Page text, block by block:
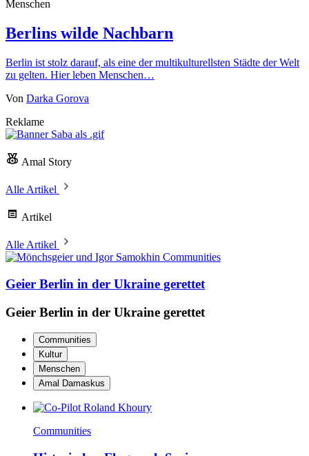
Menschen
Berlins wilde Nachbarn
Berlin ist stolz darauf, als eine der multikulturellsten Städte der Welt
zu gelten. Hier leben Menschen…
Von Darka Gorova
Reklame
Amal Story
Alle Artikel
Artikel
Alle Artikel
Communities
Geier Berlin in der Ukraine gerettet
Geier Berlin in der Ukraine gerettet
Communities
Kultur
Menschen
Amal Damaskus
Communities